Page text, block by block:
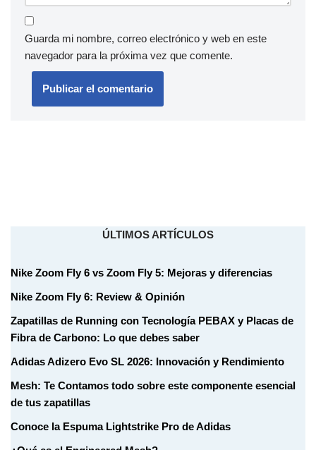
Guarda mi nombre, correo electrónico y web en este
navegador para la próxima vez que comente.
ÚLTIMOS ARTÍCULOS
Nike Zoom Fly 6 vs Zoom Fly 5: Mejoras y diferencias
Nike Zoom Fly 6: Review & Opinión
Zapatillas de Running con Tecnología PEBAX y Placas de
Fibra de Carbono: Lo que debes saber
Adidas Adizero Evo SL 2026: Innovación y Rendimiento
Mesh: Te Contamos todo sobre este componente esencial
de tus zapatillas
Conoce la Espuma Lightstrike Pro de Adidas